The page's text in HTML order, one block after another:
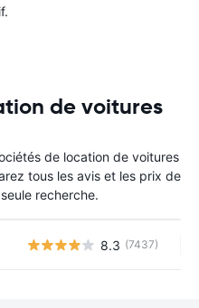
de voitures
de location de voitures
tous les avis et les prix de
recherche.
8.3 (7437)